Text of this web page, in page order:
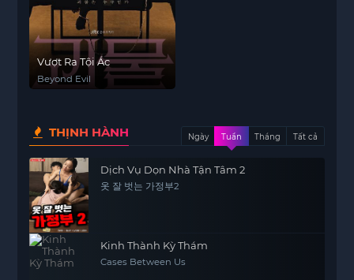
Vượt Ra Tội Ác
Beyond Evil
THỊNH HÀNH Ngày Tuần Tháng Tất cả
Dịch Vụ Dọn Nhà Tận Tâm 2
옷 잘 벗는 가정부2
Kinh Thành Kỳ Thám
Cases Between Us